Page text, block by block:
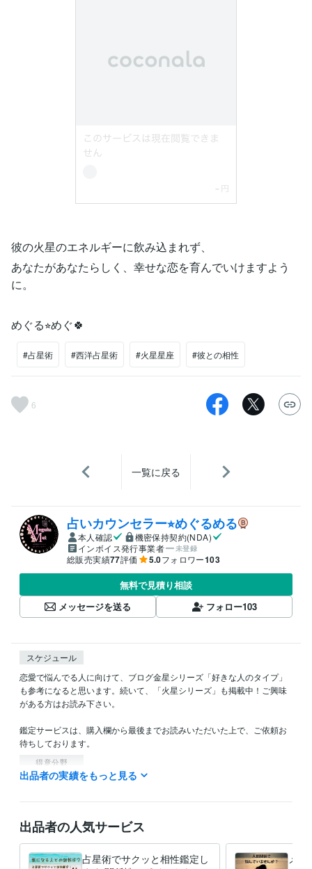
彼の火星のエネルギーに飲み込まれず、
あなたがあなたらしく、幸せな恋を育んでいけますよう
に。
めぐる⭐︎めぐ🍀
#占星術 #西洋占星術 #火星星座 #彼との相性
6
一覧に戻る
占いカウンセラー⭐︎めぐるめる
本人確認
機密保持契約(NDA)
インボイス発行事業者
未登録
総販売実績77評価 5.0フォロワー103
無料で見積り相談
メッセージを送る
フォロー103
スケジュール
恋愛で悩んでる人に向けて、ブログ金星シリーズ「好きな人のタイプ」
も参考になると思います。続いて、「火星シリーズ」も掲載中！ご興味
がある方はお読み下さい。
鑑定サービスは、購入欄から最後までお読みいただいた上で、ご依頼お
得意分野
占い エネルギーと占星術 タロットインスピレーションリーディング
悩み相談・カウンセリング エネルギーヒーリング 自己探求内観トレ
チング
スピリチュアル エネルギーヒーリング 自己ヒーリング 仕事
内観
覚醒
目覚め 人生 恋愛
出品者の実績をもっと見る
出品者の人気サービス
占星術でサクッと相性鑑定し
メー